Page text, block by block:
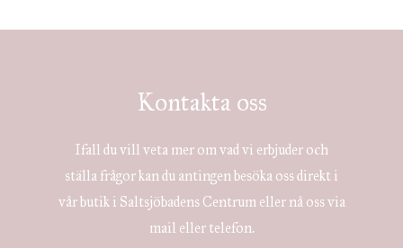
Kontakta oss
Ifall du vill veta mer om vad vi erbjuder och
ställa frågor kan du antingen besöka oss direkt i
vår butik i Saltsjöbadens Centrum eller nå oss via
mail eller telefon.